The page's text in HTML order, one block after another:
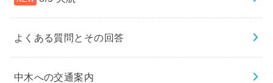
よくある質問とその回答
中木への交通案内